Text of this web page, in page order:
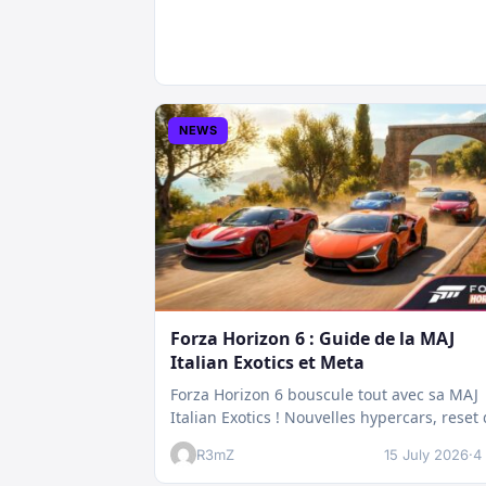
NEWS
Forza Horizon 6 : Guide de la MAJ
Italian Exotics et Meta
Forza Horizon 6 bouscule tout avec sa MAJ
Italian Exotics ! Nouvelles hypercars, reset
Rivals et économie revue :…
R3mZ 15 July 2026·4